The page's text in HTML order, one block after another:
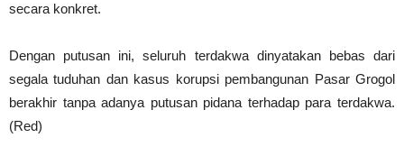
secara konkret.
Dengan putusan ini, seluruh terdakwa dinyatakan bebas dari
segala tuduhan dan kasus korupsi pembangunan Pasar Grogol
berakhir tanpa adanya putusan pidana terhadap para terdakwa.
(Red)